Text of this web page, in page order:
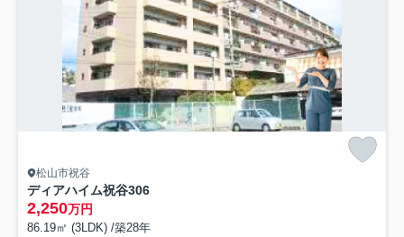
松山市祝谷
ディアハイム祝谷306
2,250万円
86.19㎡ (3LDK) /築28年